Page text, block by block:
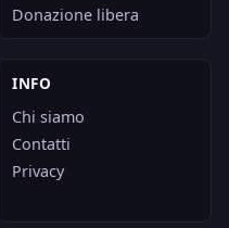
Donazione libera
INFO
Chi siamo
Contatti
Privacy